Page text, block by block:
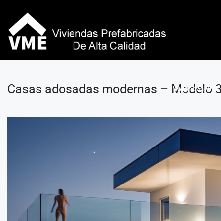
Viviendas
Casas adosadas modernas – Modelo